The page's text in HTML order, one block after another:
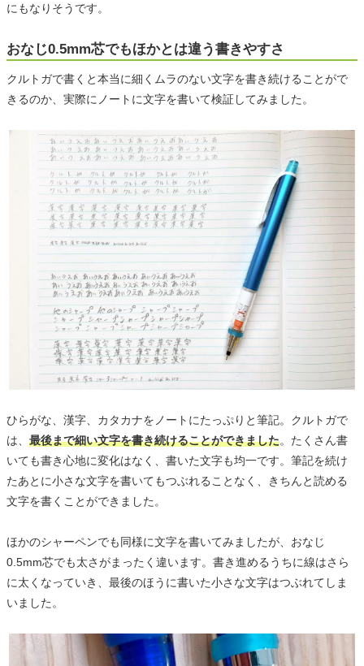
にもなりそうです。
おなじ0.5mm芯でもほかとは違う書きやすさ
クルトガで書くと本当に細くムラのない文字を書き続けることがで
きるのか、実際にノートに文字を書いて検証してみました。
ひらがな、漢字、カタカナをノートにたっぷりと筆記。クルトガで
は、 最後まで細い文字を書き続けることができました。たくさん書
いても書き心地に変化はなく、書いた文字も均一です。筆記を続け
たあとに小さな文字を書いてもつぶれることなく、きちんと読める
文字を書くことができました。
ほかのシャーペンでも同様に文字を書いてみましたが、おなじ
0.5mm芯でも太さがまったく違います。書き進めるうちに線はさら
に太くなっていき、最後のほうに書いた小さな文字はつぶれてしま
いました。